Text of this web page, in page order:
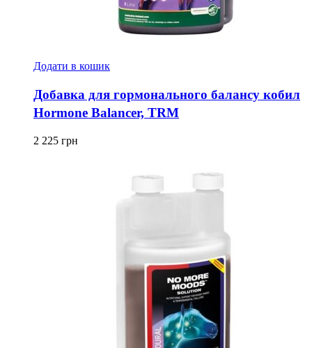
Додати в кошик
Добавка для гормонального балансу кобил
Hormone Balancer, TRM
2 225 грн